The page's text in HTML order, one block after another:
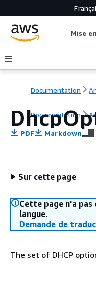
Mise
Documentation
Documentation
PDF Markdown
Sur cette page
Cette page n'a
langue.
Demande de
The set of DHCP